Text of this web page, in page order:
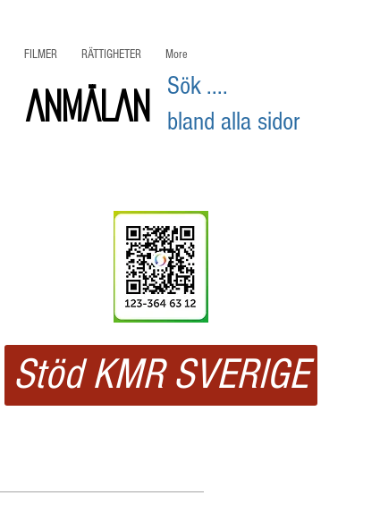
FILMER RÄTTIGHETER More
ANMÄLAN
Sök ....
bland alla sidor
Stöd KMR SVERIGE